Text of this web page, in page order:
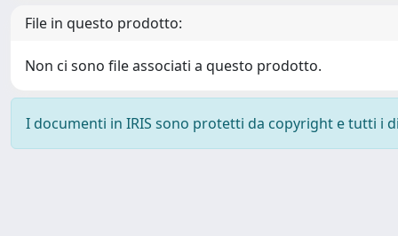
File in questo prodotto:
Non ci sono file associati a questo prodotto.
I documenti in IRIS sono protetti da copyright e tutti i